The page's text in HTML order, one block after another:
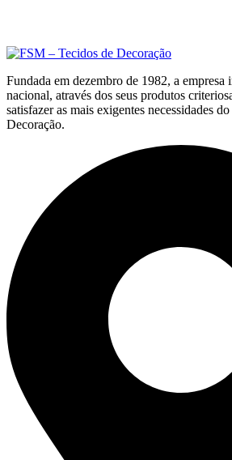
Fundada em dezembro de 1982, a empresa
nacional, através dos seus produtos
satisfazer as mais exigentes necessidades
Decoração.